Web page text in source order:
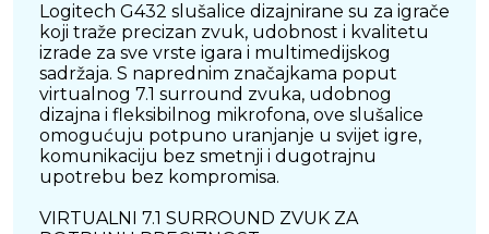
Logitech G432 slušalice dizajnirane su za igrače
koji traže precizan zvuk, udobnost i kvalitetu
izrade za sve vrste igara i multimedijskog
sadržaja. S naprednim značajkama poput
virtualnog 7.1 surround zvuka, udobnog
dizajna i fleksibilnog mikrofona, ove slušalice
omogućuju potpuno uranjanje u svijet igre,
komunikaciju bez smetnji i dugotrajnu
upotrebu bez kompromisa.
VIRTUALNI 7.1 SURROUND ZVUK ZA